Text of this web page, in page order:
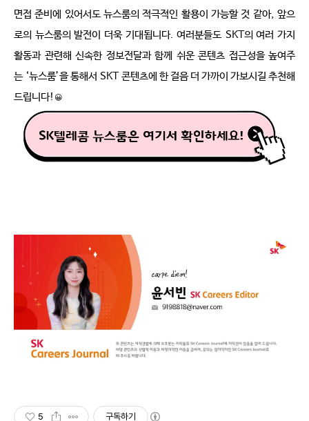
면접 준비에 있어서도 뉴스룸의 적극적인 활용이 가능할 것 같아, 앞으
로의 뉴스룸의 발전이 더욱 기대됩니다. 여러분들도 SKT의 여러 가지
활동과 관련해 신속한 정보전달과 함께 쉬운 콘텐츠 접근성을 높여주
는 ‘뉴스룸’을 통해서 SKT 콘텐츠에 한 걸음 더 가까이 가보시길 추천해
드립니다! 😀
5 구독하기